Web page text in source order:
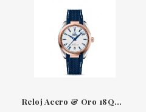
Reloj Acero & Oro 18QT Aquaterra 150 M Seastar Omega